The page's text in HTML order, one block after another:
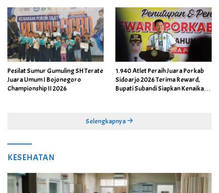
Pesilat Sumur Gumuling SH Terate
Juara Umum I Bojonegoro
Championship II 2026
1.940 Atlet Peraih Juara Porkab
Sidoarjo 2026 Terima Reward,
Bupati Subandi Siapkan Kenaikan
Selengkapnya
KESEHATAN